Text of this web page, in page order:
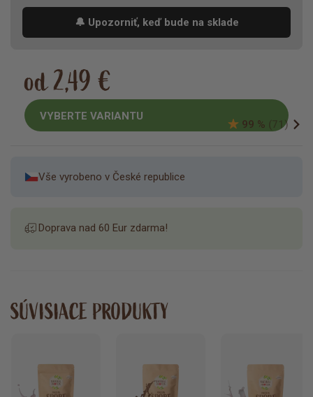
🔔 Upozorniť, keď bude na sklade
99 % (71)
od 2,49 €
VYBERTE VARIANTU
Vše vyrobeno v České republice
Doprava nad 60 Eur zdarma!
SÚVISIACE PRODUKTY